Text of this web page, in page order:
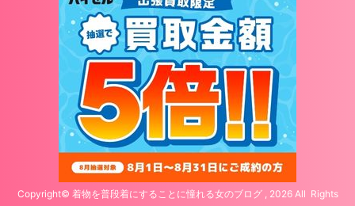
Copyright© 着物を普段着にすることに憧れる女のブログ , 2026 All Rights